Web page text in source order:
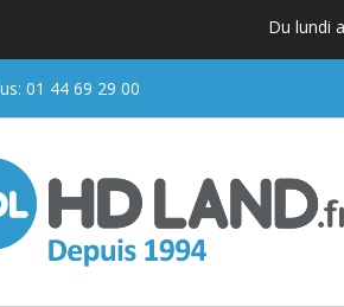
Du lundi
01 44 69 29 00